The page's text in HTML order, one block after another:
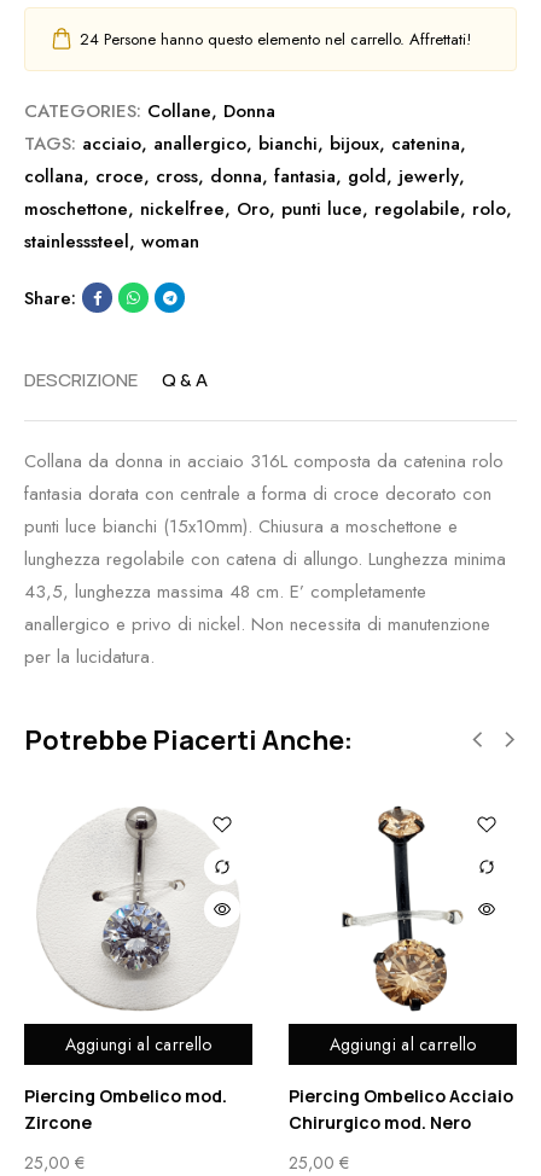
24 Persone hanno questo elemento nel carrello. Affrettati!
CATEGORIES: Collane, Donna
TAGS: acciaio, anallergico, bianchi, bijoux, catenina,
collana, croce, cross, donna, fantasia, gold, jewerly,
moschettone, nickelfree, Oro, punti luce, regolabile, rolo,
stainlesssteel, woman
Share:
DESCRIZIONE Q & A
Collana da donna in acciaio 316L composta da catenina rolo
fantasia dorata con centrale a forma di croce decorato con
punti luce bianchi (15x10mm). Chiusura a moschettone e
lunghezza regolabile con catena di allungo. Lunghezza minima
43,5, lunghezza massima 48 cm. E’ completamente
anallergico e privo di nickel. Non necessita di manutenzione
per la lucidatura.
Potrebbe Piacerti Anche:
Aggiungi al carrello
Piercing Ombelico mod.
Zircone
25,00 €
Aggiungi al carrello
Piercing Ombelico Acciaio
Chirurgico mod. Nero
25,00 €